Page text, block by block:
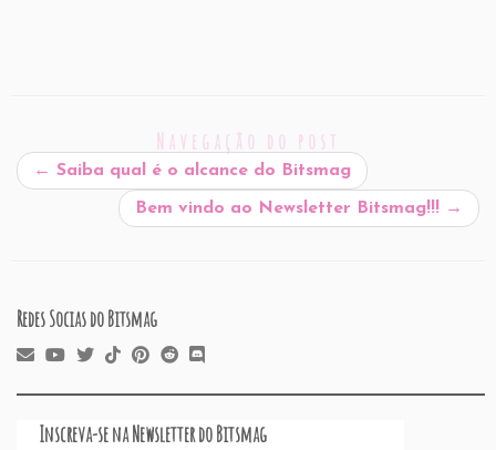
Navegação do post
← Saiba qual é o alcance do Bitsmag
Bem vindo ao Newsletter Bitsmag!!! →
Redes Socias do Bitsmag
Inscreva-se na Newsletter do Bitsmag